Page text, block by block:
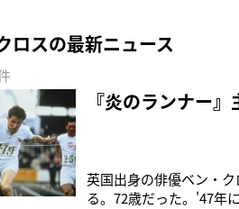
ロスの最新ニュース
『炎のランナー
英国出身の俳優ベン・
る。72歳だった。'47年